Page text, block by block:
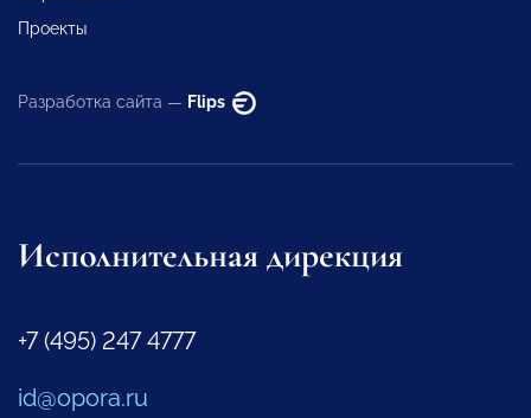
Проекты
Разработка сайта — Flips
Исполнительная дирекция
+7 (495) 247 4777
id@opora.ru